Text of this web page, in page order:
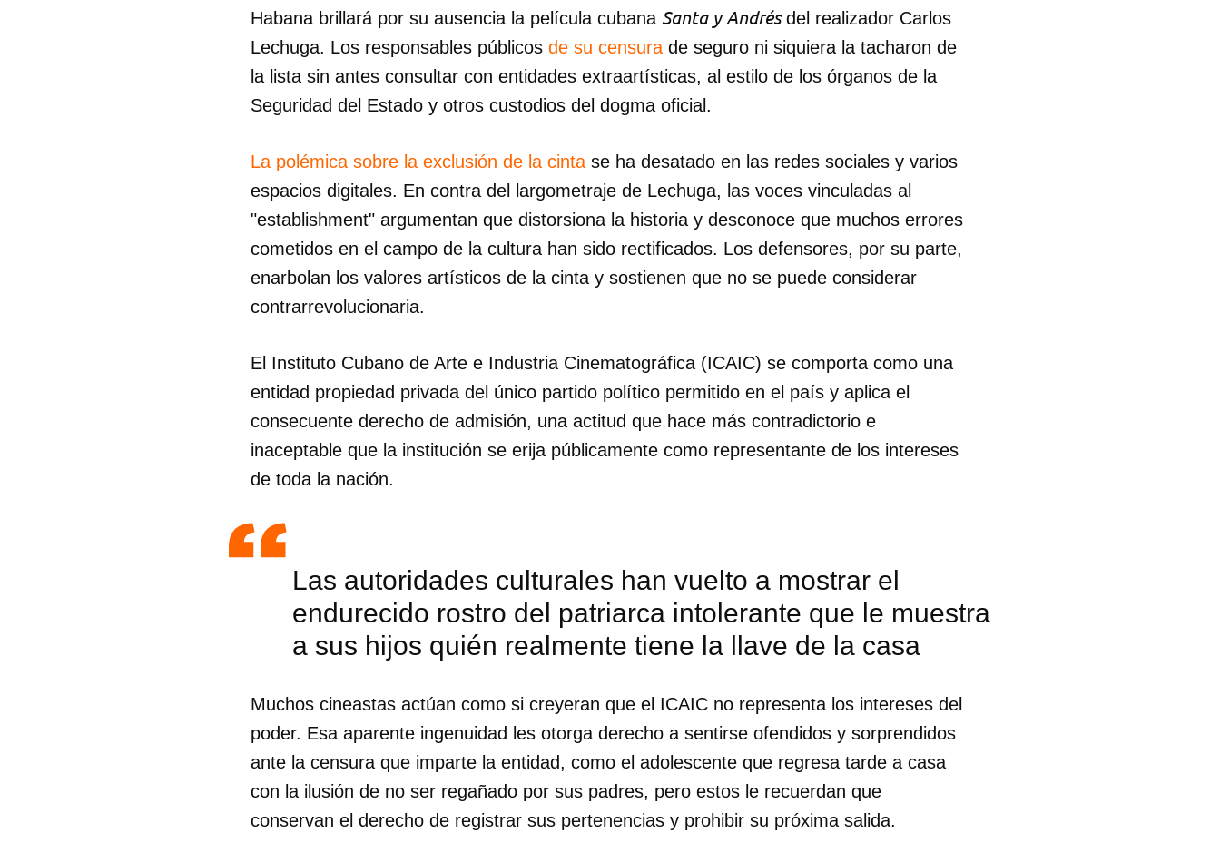
Habana brillará por su ausencia la película cubana Santa y Andrésdel realizador Carlos
Lechuga. Los responsables públicos de su censura de seguro ni siquiera la tacharon de
la lista sin antes consultar con entidades extraartísticas, al estilo de los órganos de la
Seguridad del Estado y otros custodios del dogma oficial.
La polémica sobre la exclusión de la cinta se ha desatado en las redes sociales y varios
espacios digitales. En contra del largometraje de Lechuga, las voces vinculadas al
"establishment" argumentan que distorsiona la historia y desconoce que muchos errores
cometidos en el campo de la cultura han sido rectificados. Los defensores, por su parte,
enarbolan los valores artísticos de la cinta y sostienen que no se puede considerar
contrarrevolucionaria.
El Instituto Cubano de Arte e Industria Cinematográfica (ICAIC) se comporta como una
entidad propiedad privada del único partido político permitido en el país y aplica el
consecuente derecho de admisión, una actitud que hace más contradictorio e
inaceptable que la institución se erija públicamente como representante de los intereses
de toda la nación.
Las autoridades culturales han vuelto a mostrar el
endurecido rostro del patriarca intolerante que le muestra
a sus hijos quién realmente tiene la llave de la casa
Muchos cineastas actúan como si creyeran que el ICAIC no representa los intereses del
poder. Esa aparente ingenuidad les otorga derecho a sentirse ofendidos y sorprendidos
ante la censura que imparte la entidad, como el adolescente que regresa tarde a casa
con la ilusión de no ser regañado por sus padres, pero estos le recuerdan que
conservan el derecho de registrar sus pertenencias y prohibir su próxima salida.